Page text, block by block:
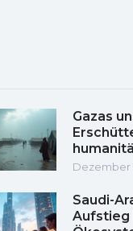
Gazas
Dezember
Saudi-
Aufstieg